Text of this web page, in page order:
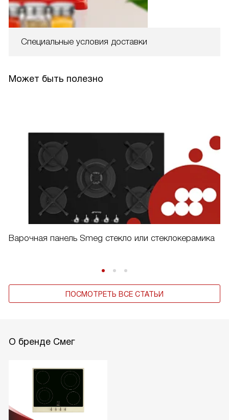
Специальные условия доставки
Может быть полезно
Варочная панель Smeg стекло или стеклокерамика
ПОСМОТРЕТЬ ВСЕ СТАТЬИ
О бренде Смег